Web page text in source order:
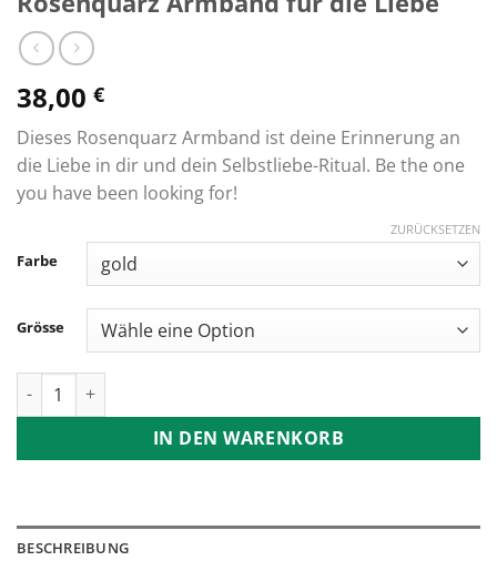
38,00 €
Dieses Rosenquarz Armband ist deine Erinnerung an
die Liebe in dir und dein Selbstliebe-Ritual. Be the one
you have been looking for!
Farbe
Grösse
ZURÜCKSETZEN
Rosenquarz Armband für die Liebe Menge
IN DEN WARENKORB
BESCHREIBUNG